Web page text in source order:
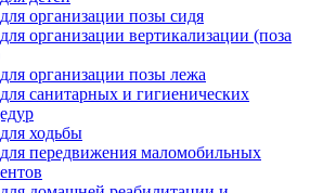
организации позы сидя
организации вертикализации (поза
организации позы лежа
санитарных и гигиенических
ходьбы
передвижения маломобильных